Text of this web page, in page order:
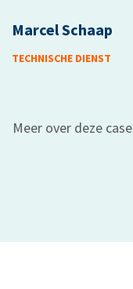
Marcel Schaap
TECHNISCHE DIENST
Meer over deze case